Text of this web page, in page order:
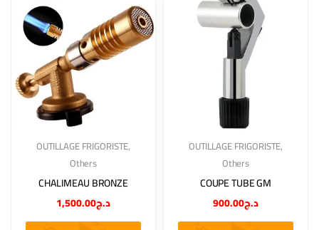
OUTILLAGE FRIGORISTE,
Others
CHALIMEAU BRONZE
د.ج1,500.00
OUTILLAGE FRIGORISTE,
Others
COUPE TUBE GM
د.ج900.00